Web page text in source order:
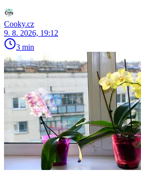
Cooky.cz
9. 8. 2026, 19:12
3 min